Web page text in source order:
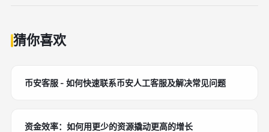
猜你喜欢
币安客服 - 如何快速联系币安人工客服及解决常见问题
资金效率：如何用更少的资源撬动更高的增长